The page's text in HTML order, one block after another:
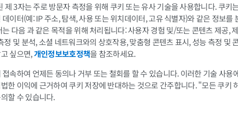
말
말 - 골학
프리미엄
말 - 골학
쥐
무료
제 3자는 주로 방문자 측정을 위해 쿠키 또는 유사 기술을 사용합니다. 쿠키
이터(예: IP 주소, 탐색, 사용 또는 위치데이터, 고유 식별자)와 같은 정보를
다음 과 같은 목적을 위해 처리됩니다: 사용자 경험 및/또는 콘텐츠 제공,
정 및 분석, 소셜 네트워크와의 상호작용, 맞춤형 콘텐츠 표시, 성능 측정 및
싶으면,개인정보보호정책을 참조하세요.
속하여 언제든 동의나 거부 또는 철회를 할 수 있습니다. 이러한 기술 사용
한 이익에 근거하여 쿠키 저장에 반대하는 것으로 간주합니다. "모든 쿠키
할 수 있습니다.